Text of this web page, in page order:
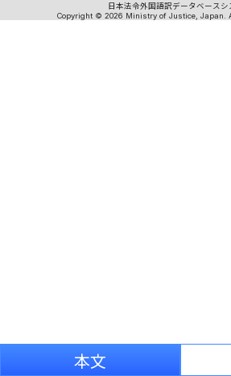
日本法令外国語訳データベースシ
Copyright © 2026 Ministry of Justice, Japan.
本文